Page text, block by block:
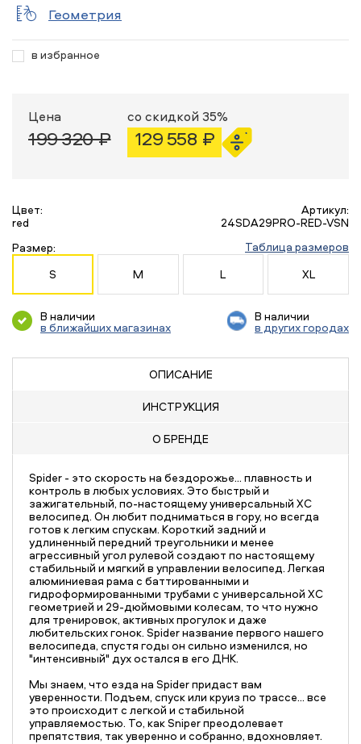
Геометрия
в избранное
Цена
199 320 ₽
со скидкой 35%
129 558 ₽
Цвет:
red
Артикул:
24SDA29PRO-RED-VSN
Размер:
Таблица размеров
S
M L XL
В наличии
в ближайших магазинах
В наличии
в других городах
ОПИСАНИЕ
ИНСТРУКЦИЯ
О БРЕНДЕ
Spider - это скорость на бездорожье... плавность и
контроль в любых условиях. Это быстрый и
зажигательный, по-настоящему универсальный XC
велосипед. Он любит подниматься в гору, но всегда
готов к легким спускам. Короткий задний и
удлиненный передний треугольники и менее
агрессивный угол рулевой создают по настоящему
стабильный и мягкий в управлении велосипед. Легкая
алюминиевая рама с баттированными и
гидроформированными трубами с универсальной XC
геометрией и 29-дюймовыми колесам, то что нужно
для тренировок, активных прогулок и даже
любительских гонок. Spider название первого нашего
велосипеда, спустя годы он сильно изменился, но
"интенсивный" дух остался в его ДНК.
Мы знаем, что езда на Spider придаст вам
уверенности. Подъем, спуск или круиз по трассе… все
это происходит с легкой и стабильной
управляемостью. То, как Sniper преодолевает
препятствия, так уверенно и собранно, вдохновляет.